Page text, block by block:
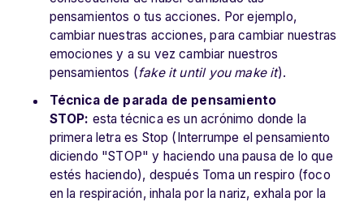
pensamientos o tus acciones. Por ejemplo,
cambiar nuestras acciones, para cambiar nuestras
emociones y a su vez cambiar nuestros
pensamientos (fake it until you make it).
Técnica de parada de pensamiento
STOP: esta técnica es un acrónimo donde la
primera letra es Stop (Interrumpe el pensamiento
diciendo "STOP" y haciendo una pausa de lo que
estés haciendo), después Toma un respiro (foco
en la respiración, inhala por la nariz, exhala por la